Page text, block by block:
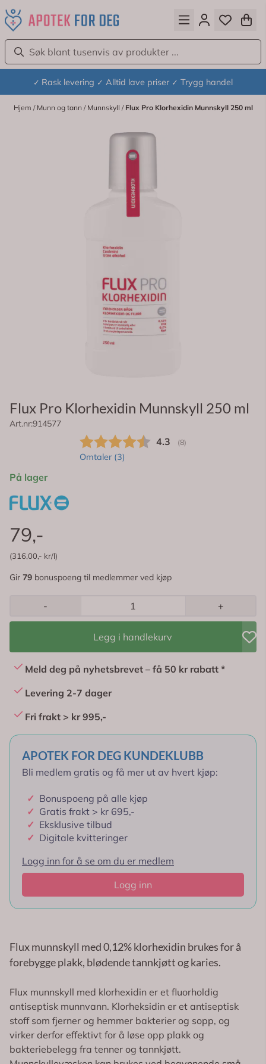
Hopp til innhold
✓ Rask levering ✓ Alltid lave priser ✓ Trygg handel
Hjem / Munn og tann / Munnskyll / Flux Pro Klorhexidin Munnskyll 250 ml
Flux Pro Klorhexidin Munnskyll 250 ml
Art.nr:914577
Gjennomsnittskarakter:
4.3 (stemmer:
8)
Omtaler (3)
På lager
79,-
(316,00,- kr/l)
Gir 79 bonuspoeng til medlemmer ved kjøp
- +
Legg i handlekurv
Meld deg på nyhetsbrevet – få 50 kr rabatt *
Levering 2-7 dager
Fri frakt > kr 995,-
APOTEK FOR DEG KUNDEKLUBB
Bli medlem gratis og få mer ut av hvert kjøp:
✓ Bonuspoeng på alle kjøp
✓ Gratis frakt > kr 695,-
✓ Eksklusive tilbud
✓ Digitale kvitteringer
Logg inn for å se om du er medlem
Logg inn
Flux munnskyll med 0,12% klorhexidin brukes for å
forebygge plakk, blødende tannkjøtt og karies.
Flux munnskyll med klorhexidin er et fluorholdig
antiseptisk munnvann. Klorheksidin er et antiseptisk
stoff som fjerner og hemmer bakterier og sopp, og
virker derfor effektivt for å løse opp plakk og
bakteriebelegg fra tenner og tannkjøtt.